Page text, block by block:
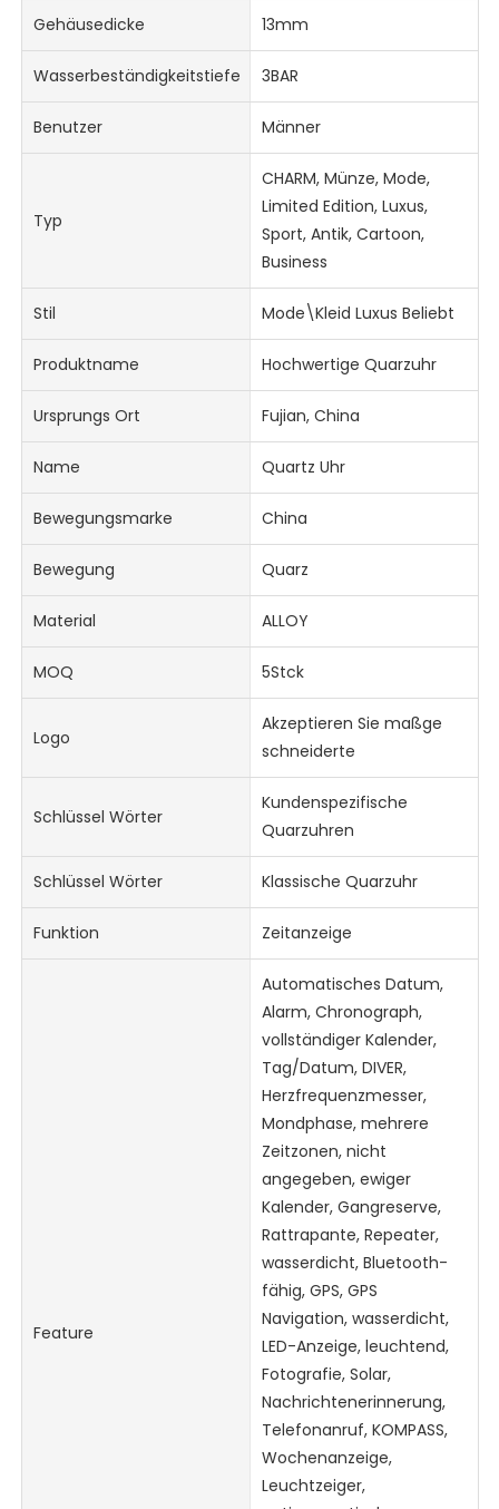
Gehäusedicke 13mm
Wasserbeständigkeitstiefe 3BAR
Benutzer Männer
Typ
CHARM, Münze, Mode,
Limited Edition, Luxus,
Sport, Antik, Cartoon,
Business
Stil Mode\Kleid Luxus Beliebt
Produktname Hochwertige Quarzuhr
Ursprungs Ort Fujian, China
Name Quartz Uhr
Bewegungsmarke China
Bewegung Quarz
Material ALLOY
MOQ 5Stck
Logo
Akzeptieren Sie maßge
schneiderte
Schlüssel Wörter
Kundenspezifische
Quarzuhren
Schlüssel Wörter Klassische Quarzuhr
Funktion Zeitanzeige
Feature
Automatisches Datum,
Alarm, Chronograph,
vollständiger Kalender,
Tag/Datum, DIVER,
Herzfrequenzmesser,
Mondphase, mehrere
Zeitzonen, nicht
angegeben, ewiger
Kalender, Gangreserve,
Rattrapante, Repeater,
wasserdicht, Bluetooth-
fähig, GPS, GPS
Navigation, wasserdicht,
LED-Anzeige, leuchtend,
Fotografie, Solar,
Nachrichtenerinnerung,
Telefonanruf, KOMPASS,
Wochenanzeige,
Leuchtzeiger,